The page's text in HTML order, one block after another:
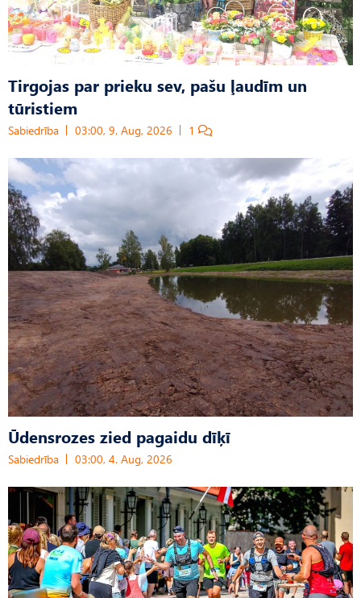
Tirgojas par prieku sev, pašu ļaudīm un
tūristiem
Sabiedrība 03:00, 9. Aug, 2026 1
Ūdensrozes zied pagaidu dīķī
Sabiedrība 03:00, 4. Aug, 2026